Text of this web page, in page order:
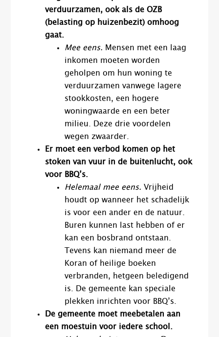
verduurzamen, ook als de OZB
(belasting op huizenbezit) omhoog
gaat.
Mee eens. Mensen met een laag
inkomen moeten worden
geholpen om hun woning te
verduurzamen vanwege lagere
stookkosten, een hogere
woningwaarde en een beter
milieu. Deze drie voordelen
wegen zwaarder.
Er moet een verbod komen op het
stoken van vuur in de buitenlucht, ook
voor BBQ’s.
Helemaal mee eens. Vrijheid
houdt op wanneer het schadelijk
is voor een ander en de natuur.
Buren kunnen last hebben of er
kan een bosbrand ontstaan.
Tevens kan niemand meer de
Koran of heilige boeken
verbranden, hetgeen beledigend
is. De gemeente kan speciale
plekken inrichten voor BBQ’s.
De gemeente moet meebetalen aan
een moestuin voor iedere school.